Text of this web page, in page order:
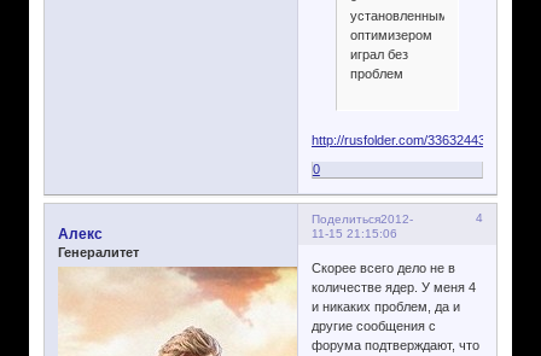
установленным
оптимизером
играл без
проблем
http://rusfolder.com/33632443
0
Поделиться 4
2012-
11-15 21:15:06
Алекс
Генералитет
Скорее всего дело не в
количестве ядер. У меня 4
и никаких проблем, да и
другие сообщения с
форума подтверждают, что